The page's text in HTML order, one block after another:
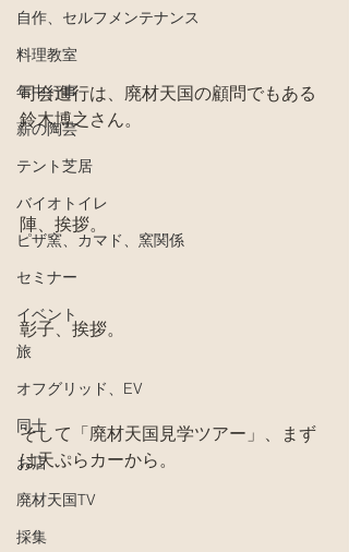
自作、セルフメンテナンス
料理教室
年中行事
薪の陶芸
テント芝居
バイオトイレ
ピザ窯、カマド、窯関係
セミナー
イベント
旅
オフグリッド、EV
同士
お店
廃材天国TV
採集
司会進行は、廃材天国の顧問でもある
鈴木博之さん。
陣、挨拶。
彰子、挨拶。
そして「廃材天国見学ツアー」、まず
は天ぷらカーから。